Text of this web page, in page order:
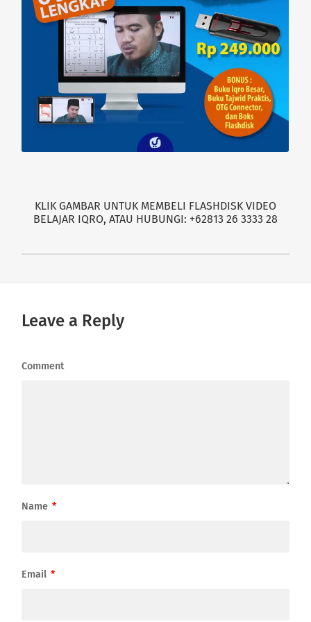
KLIK GAMBAR UNTUK MEMBELI FLASHDISK VIDEO
BELAJAR IQRO, ATAU HUBUNGI: +62813 26 3333 28
Leave a Reply
Comment
Name *
Email *